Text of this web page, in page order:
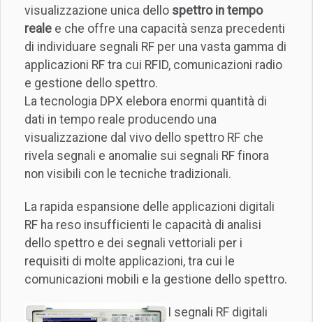
visualizzazione unica dello spettro in tempo
reale e che offre una capacità senza precedenti
di individuare segnali RF per una vasta gamma di
applicazioni RF tra cui RFID, comunicazioni radio
e gestione dello spettro.
La tecnologia DPX elebora enormi quantità di
dati in tempo reale producendo una
visualizzazione dal vivo dello spettro RF che
rivela segnali e anomalie sui segnali RF finora
non visibili con le tecniche tradizionali.
La rapida espansione delle applicazioni digitali
RF ha reso insufficienti le capacità di analisi
dello spettro e dei segnali vettoriali per i
requisiti di molte applicazioni, tra cui le
comunicazioni mobili e la gestione dello spettro.
I segnali RF digitali